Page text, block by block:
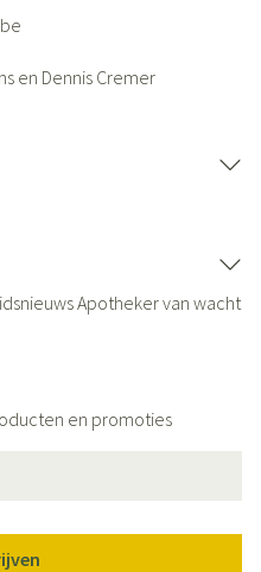
en Dennis Cremer
Apotheker van wacht
en promoties